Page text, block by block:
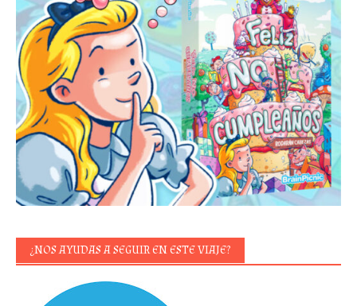
¿NOS AYUDAS A SEGUIR EN ESTE VIAJE?